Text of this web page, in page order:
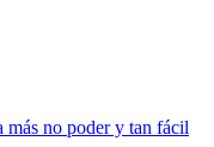
más no poder y tan fácil